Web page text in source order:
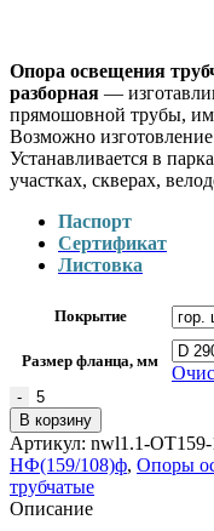
Опора освещения
разборная —
прямошовной трубы,
Возможно
Устанавливается в
участках, скверах,
Паспорт
Сертификат
Листовка
Покрытие
Размер фланца, мм
Количество
товара
Опора
освещения
трубчатая
фланцевая
В корзину
Артикул: nwl1.1-ОТ159-
НФ(159/108)ф, Опоры
трубчатые
Описание